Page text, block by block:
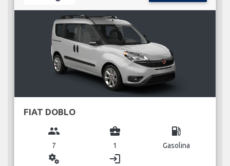
FIAT DOBLO
group
7
business_center
1
local_gas_station
Gasolina
miscellaneous_services login